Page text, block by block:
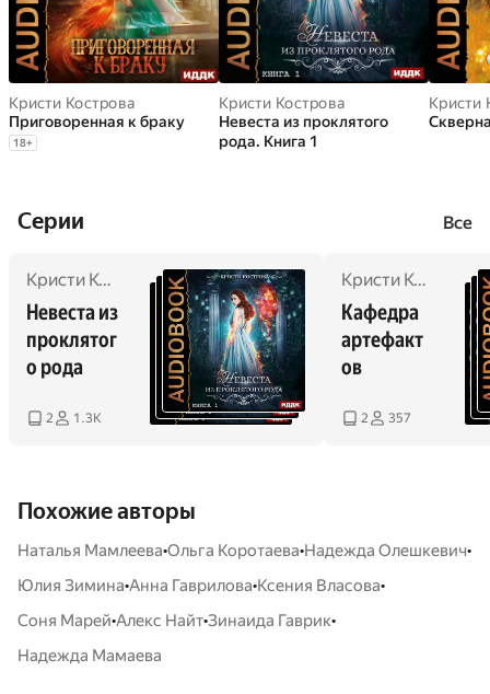
Кристи Кострова
Приговоренная к браку
18+
Кристи Кострова
Невеста из проклятого
рода. Книга 1
Кристи
Cерии Все
Кристи Кострова
Невеста из
проклятог
о рода
2 1.3K
Кристи Кострова
Кафедра
артефакт
ов
2 357
Похожие авторы
Наталья Мамлеева•Ольга Коротаева•Надежда Олешкевич•
Юлия Зимина•Анна Гаврилова•Ксения Власова•
Соня Марей•Алекс Найт•Зинаида Гаврик•
Надежда Мамаева